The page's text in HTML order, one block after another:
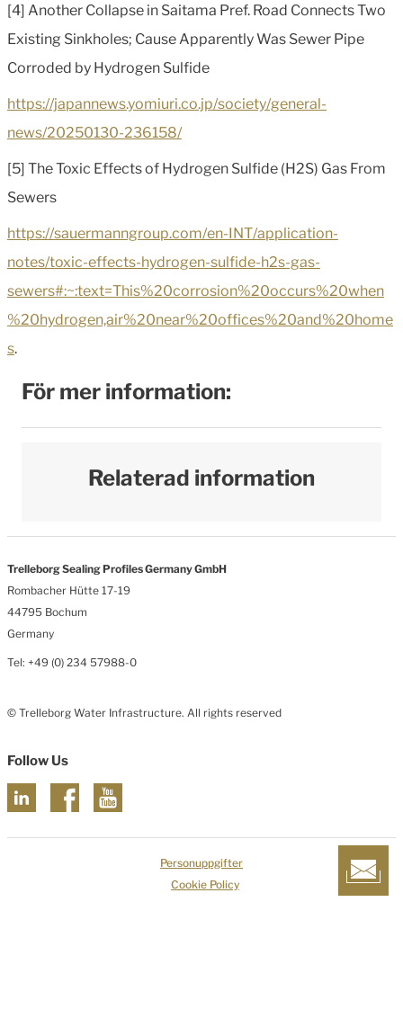
[4] Another Collapse in Saitama Pref. Road Connects Two
Existing Sinkholes; Cause Apparently Was Sewer Pipe
Corroded by Hydrogen Sulfide
https://japannews.yomiuri.co.jp/society/general-
news/20250130-236158/
[5] The Toxic Effects of Hydrogen Sulfide (H2S) Gas From
Sewers
https://sauermanngroup.com/en-INT/application-
notes/toxic-effects-hydrogen-sulfide-h2s-gas-
sewers#:~:text=This%20corrosion%20occurs%20when
%20hydrogen,air%20near%20offices%20and%20home
s.
För mer information:
Relaterad information
Trelleborg Sealing Profiles Germany GmbH
Rombacher Hütte 17-19
44795 Bochum
Germany
Tel: +49 (0) 234 57988-0
© Trelleborg Water Infrastructure. All rights reserved
Follow Us
Personuppgifter
Cookie Policy